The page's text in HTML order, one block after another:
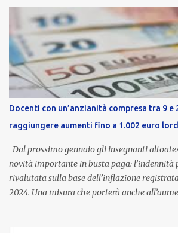
Docenti con un’anzianità compresa tra 9 e
raggiungere aumenti fino a 1.002 euro
Dal prossimo gennaio gli insegnanti
novità importante in busta paga: l’indennità
rivalutata sulla base dell’inflazione
2024. Una misura che porterà anche